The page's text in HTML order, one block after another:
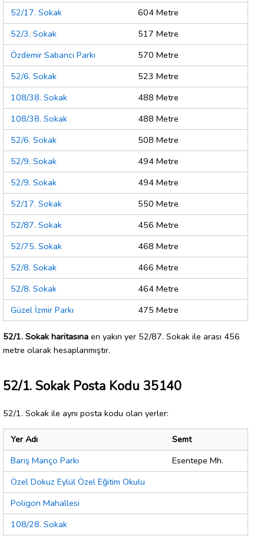
52/17. Sokak
604 Metre
52/3. Sokak
517 Metre
Özdemir Sabancı Parkı
570 Metre
52/6. Sokak
523 Metre
108/38. Sokak
488 Metre
108/38. Sokak
488 Metre
52/6. Sokak
508 Metre
52/9. Sokak
494 Metre
52/9. Sokak
494 Metre
52/17. Sokak
550 Metre
52/87. Sokak
456 Metre
52/75. Sokak
468 Metre
52/8. Sokak
466 Metre
52/8. Sokak
464 Metre
Güzel İzmir Parkı
475 Metre
52/1. Sokak haritasına en yakın yer 52/87. Sokak ile arası 456
metre olarak hesaplanmıştır.
52/1. Sokak Posta Kodu 35140
52/1. Sokak ile aynı posta kodu olan yerler:
Yer Adı
Semt
Barış Manço Parkı
Esentepe Mh.
Özel Dokuz Eylül Özel Eğitim Okulu
Poligon Mahallesi
108/28. Sokak